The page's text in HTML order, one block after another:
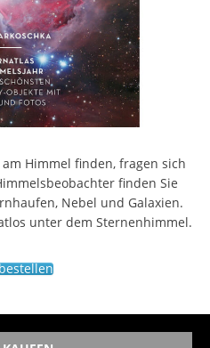
Himmel finden, fragen sich
finden Sie
Nebel und Galaxien.
unter dem Sternenhimmel.